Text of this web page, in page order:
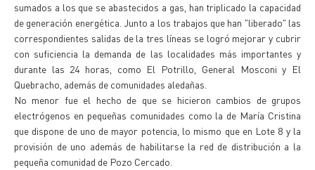
sumados a los que se abastecidos a gas, han triplicado la capacidad
de generación energética. Junto a los trabajos que han "liberado" las
correspondientes salidas de la tres líneas se logró mejorar y cubrir
con suficiencia la demanda de las localidades más importantes y
durante las 24 horas, como El Potrillo, General Mosconi y El
Quebracho, además de comunidades aledañas.
No menor fue el hecho de que se hicieron cambios de grupos
electrógenos en pequeñas comunidades como la de María Cristina
que dispone de uno de mayor potencia, lo mismo que en Lote 8 y la
provisión de uno además de habilitarse la red de distribución a la
pequeña comunidad de Pozo Cercado.